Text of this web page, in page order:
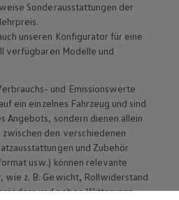
Sonderausstattungen der
unseren Konfigurator für eine
verfügbaren Modelle und
und Emissionswerte
ein einzelnes Fahrzeug und sind
Angebots, sondern dienen allein
den verschiedenen
und Zubehör
usw.) können relevante
wie z. B. Gewicht, Rollwiderstand
und neben Witterungs-